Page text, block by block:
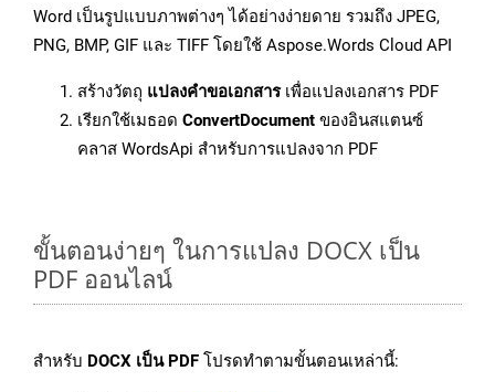
Word เป็นรูปแบบภาพต่างๆ ได้อย่างง่ายดาย รวมถึง JPEG,
PNG, BMP, GIF และ TIFF โดยใช้ Aspose.Words Cloud API
สร้างวัตถุ แปลงคำขอเอกสารเพื่อแปลงเอกสาร PDF
เรียกใช้เมธอด ConvertDocument ของอินสแตนซ์
คลาส WordsApi สำหรับการแปลงจาก PDF
ขั้นตอนง่ายๆ ในการแปลง DOCX เป็น
PDF ออนไลน์
สำหรับ DOCX เป็น PDF โปรดทำตามขั้นตอนเหล่านี้: